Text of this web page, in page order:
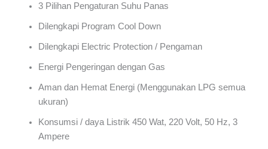
3 Pilihan Pengaturan Suhu Panas
Dilengkapi Program Cool Down
Dilengkapi Electric Protection / Pengaman
Energi Pengeringan dengan Gas
Aman dan Hemat Energi (Menggunakan LPG semua
ukuran)
Konsumsi / daya Listrik 450 Wat, 220 Volt, 50 Hz, 3
Ampere